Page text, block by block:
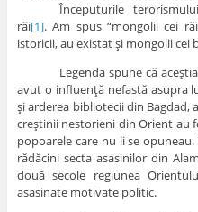
Începuturile
răi[1]. Am spus “mongolii cei
istoricii, au existat şi mongolii cei
Legenda spune că
avut o influenţă nefastă asupra
şi arderea bibliotecii din Bagdad,
creştinii nestorieni din Orient au
popoarele care nu li se
rădăcini secta asasinilor din
două secole regiunea
asasinate motivate politic.